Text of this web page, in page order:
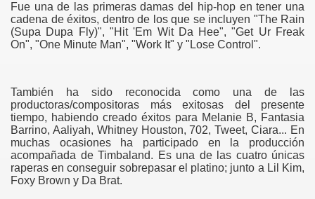
Fue una de las primeras damas del hip-hop en tener una
cadena de éxitos, dentro de los que se incluyen "The Rain
(Supa Dupa Fly)", "Hit 'Em Wit Da Hee", "Get Ur Freak
On", "One Minute Man", "Work It" y "Lose Control".
También ha sido reconocida como una de las
productoras/compositoras más exitosas del presente
tiempo, habiendo creado éxitos para Melanie B, Fantasia
Barrino, Aaliyah, Whitney Houston, 702, Tweet, Ciara... En
muchas ocasiones ha participado en la producción
acompañada de Timbaland. Es una de las cuatro únicas
raperas en conseguir sobrepasar el platino; junto a Lil Kim,
Foxy Brown y Da Brat.